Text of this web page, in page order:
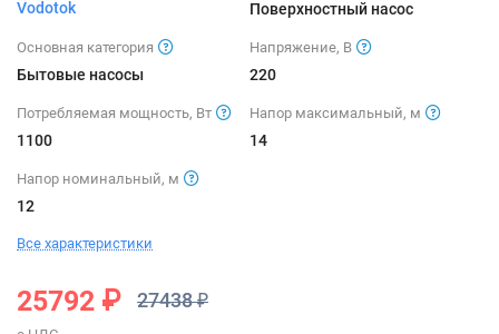
Vodotok Поверхностный насос
Основная категория
Бытовые насосы
Напряжение, В
220
Потребляемая мощность, Вт
1100
Напор максимальный, м
14
Напор номинальный, м
12
Все характеристики
25792 ₽ 27438 ₽